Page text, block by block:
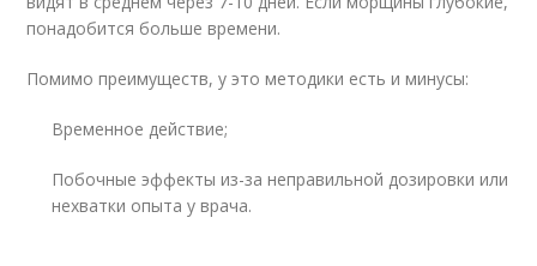
понадобится больше времени.
Помимо преимуществ, у это методики есть и минусы:
Временное действие;
Побочные эффекты из-за неправильной дозировки или
нехватки опыта у врача.